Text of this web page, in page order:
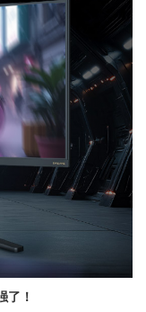
了！